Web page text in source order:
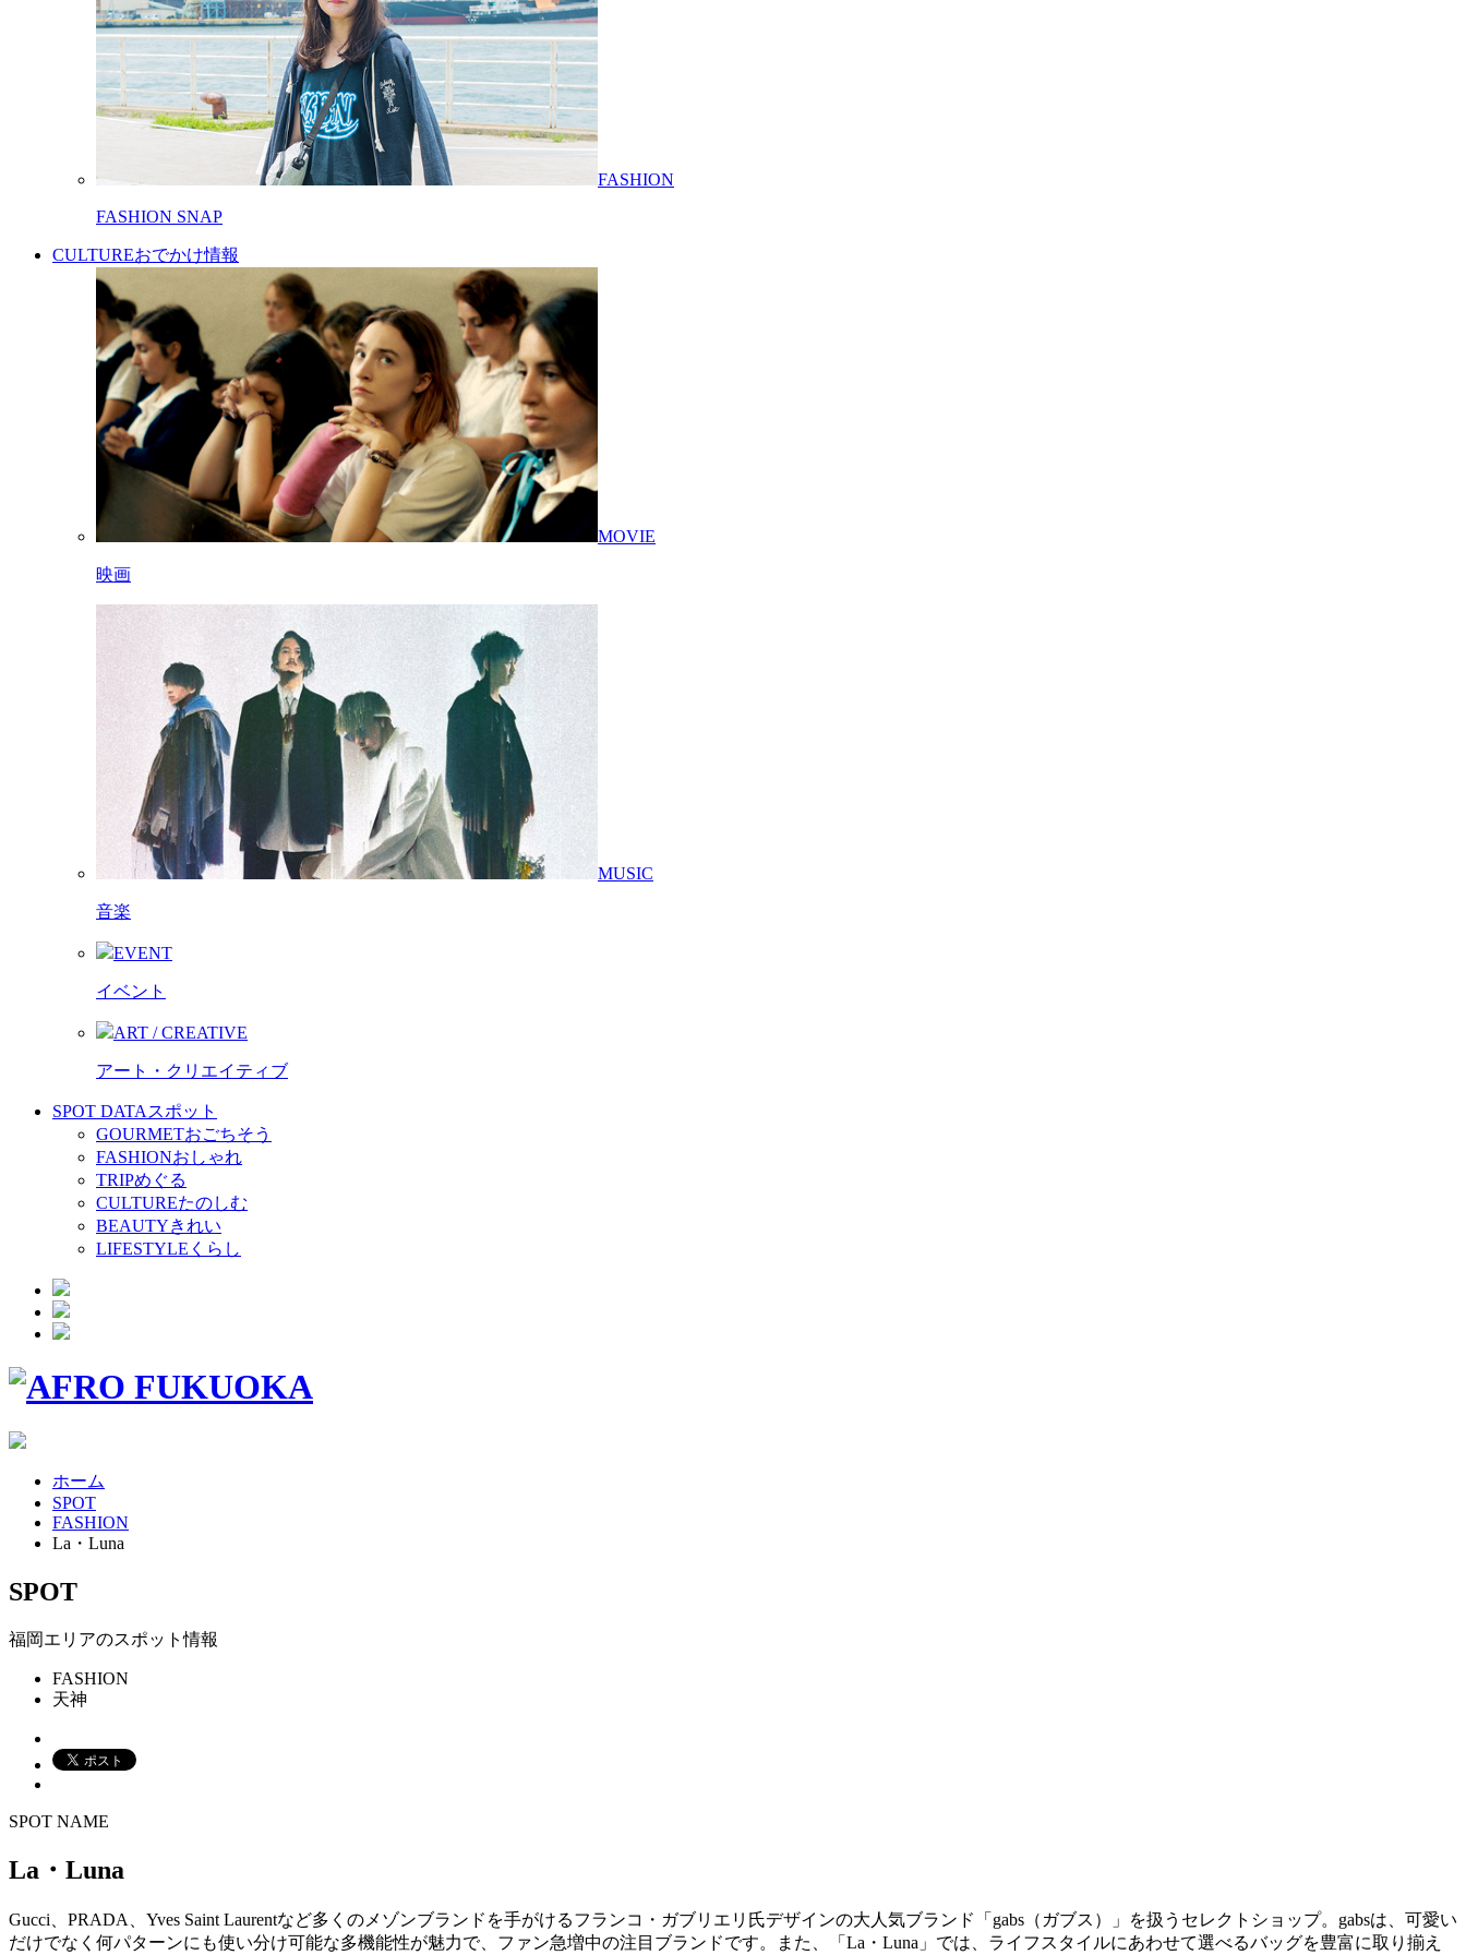
FASHION
FASHION SNAP
CULTUREおでかけ情報
MOVIE
映画
MUSIC
音楽
EVENT
イベント
ART / CREATIVE
アート・クリエイティブ
SPOT DATA スポット
GOURMETおごちそう
FASHIONおしゃれ
TRIPめぐる
CULTUREたのしむ
BEAUTYきれい
LIFESTYLE くらし
ホーム
SPOT
FASHION
La・Luna
SPOT
福岡エリアのスポット情報
FASHION
天神
SPOT NAME
La・Luna
Gucci、PRADA、Yves Saint Laurentなど多くのメゾンブランドを手がけるフランコ・ガブリエリ氏デザインの大人気ブランド「gabs（ガブス）」を扱うセレクトショップ。gabsは、可愛い
だけでなく何パターンにも使い分け可能な多機能性が魅力で、ファン急増中の注目ブランドです。また、「La・Luna」では、ライフスタイルにあわせて選べるバッグを豊富に取り揃え